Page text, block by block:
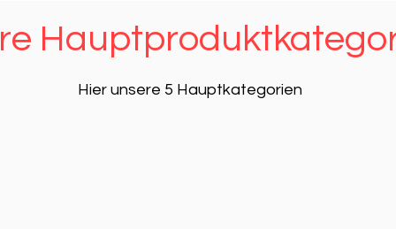
Hier unsere 5 Hauptkategorien